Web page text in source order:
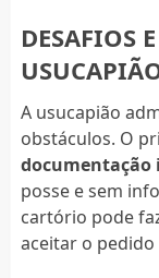
DESAFIOS
A usucapião
obstáculos. O
documentação
posse e sem
cartório pode
aceitar o